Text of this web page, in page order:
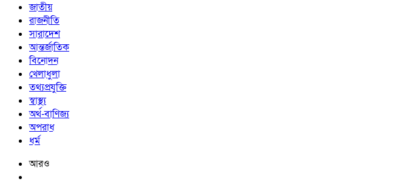
জাতীয়
রাজনীতি
সারাদেশ
আন্তর্জাতিক
বিনোদন
খেলাধুলা
তথ্যপ্রযুক্তি
স্বাস্থ্য
অর্থ-বাণিজ্য
অপরাধ
ধর্ম
আরও